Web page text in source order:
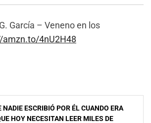
García – Veneno en los
amzn.to/4nU2H48
NADIE ESCRIBIÓ POR ÉL CUANDO ERA
HOY NECESITAN LEER MILES DE